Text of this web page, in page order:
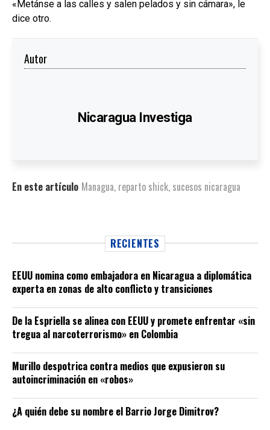
«Metánse a las calles y salen pelados y sin cámara», le
dice otro.
Autor
Nicaragua Investiga
En este artículo Managua, reparto shick, sucesos nicaragua
RECIENTES
EEUU nomina como embajadora en Nicaragua a diplomática
experta en zonas de alto conflicto y transiciones
De la Espriella se alinea con EEUU y promete enfrentar «sin
tregua al narcoterrorismo» en Colombia
Murillo despotrica contra medios que expusieron su
autoincriminación en «robos»
¿A quién debe su nombre el Barrio Jorge Dimitrov?